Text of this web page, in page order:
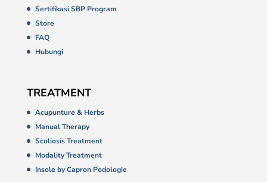
Sertifikasi SBP Program
Store
FAQ
Hubungi
TREATMENT
Acupunture & Herbs
Manual Therapy
Scoliosis Treatment
Modality Treatment
Insole by Capron Podologie